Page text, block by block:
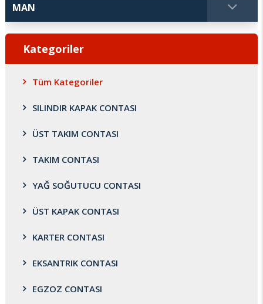
Kategoriler
Tüm Kategoriler
SILINDIR KAPAK CONTASI
ÜST TAKIM CONTASI
TAKIM CONTASI
YAĞ SOĞUTUCU CONTASI
ÜST KAPAK CONTASI
KARTER CONTASI
EKSANTRIK CONTASI
EGZOZ CONTASI